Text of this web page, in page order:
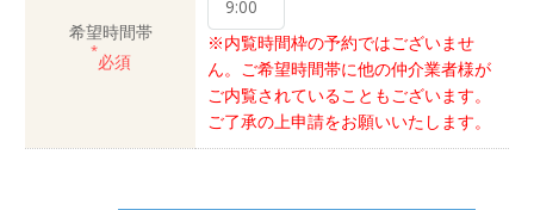
希望時間帯
*
必須
※内覧時間枠の予約ではございませ
ん。ご希望時間帯に他の仲介業者様が
ご内覧されていることもございます。
ご了承の上申請をお願いいたします。